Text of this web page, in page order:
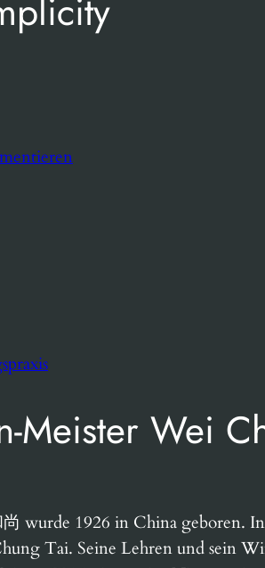
Meister Wei
wurde 1926 in China geboren.
Tai. Seine Lehren und sein